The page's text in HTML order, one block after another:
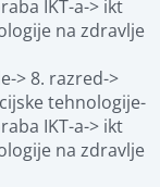
IKT-a-> ikt
na zdravlje
> 8. razred->
tehnologije-
IKT-a-> ikt
na zdravlje